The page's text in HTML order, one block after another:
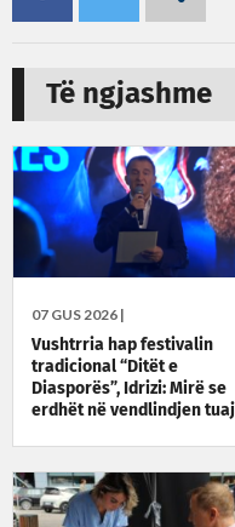
Të ngjashme
07 GUS 2026 |
Vushtrria hap festivalin
tradicional “Ditët e
Diasporës”, Idrizi: Mirë se
erdhët në vendlindjen tuaj